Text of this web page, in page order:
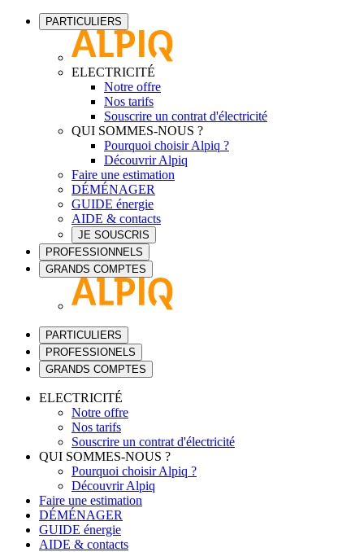
PARTICULIERS
ELECTRICITÉ
Notre offre
Nos tarifs
Souscrire un contrat d'électricité
QUI SOMMES-NOUS ?
Pourquoi choisir Alpiq ?
Découvrir Alpiq
Faire une estimation
DÉMÉNAGER
GUIDE énergie
AIDE & contacts
JE SOUSCRIS
PROFESSIONNELS
GRANDS COMPTES
PARTICULIERS
PROFESSIONELS
GRANDS COMPTES
ELECTRICITÉ
Notre offre
Nos tarifs
Souscrire un contrat d'électricité
QUI SOMMES-NOUS ?
Pourquoi choisir Alpiq ?
Découvrir Alpiq
Faire une estimation
DÉMÉNAGER
GUIDE énergie
AIDE & contacts